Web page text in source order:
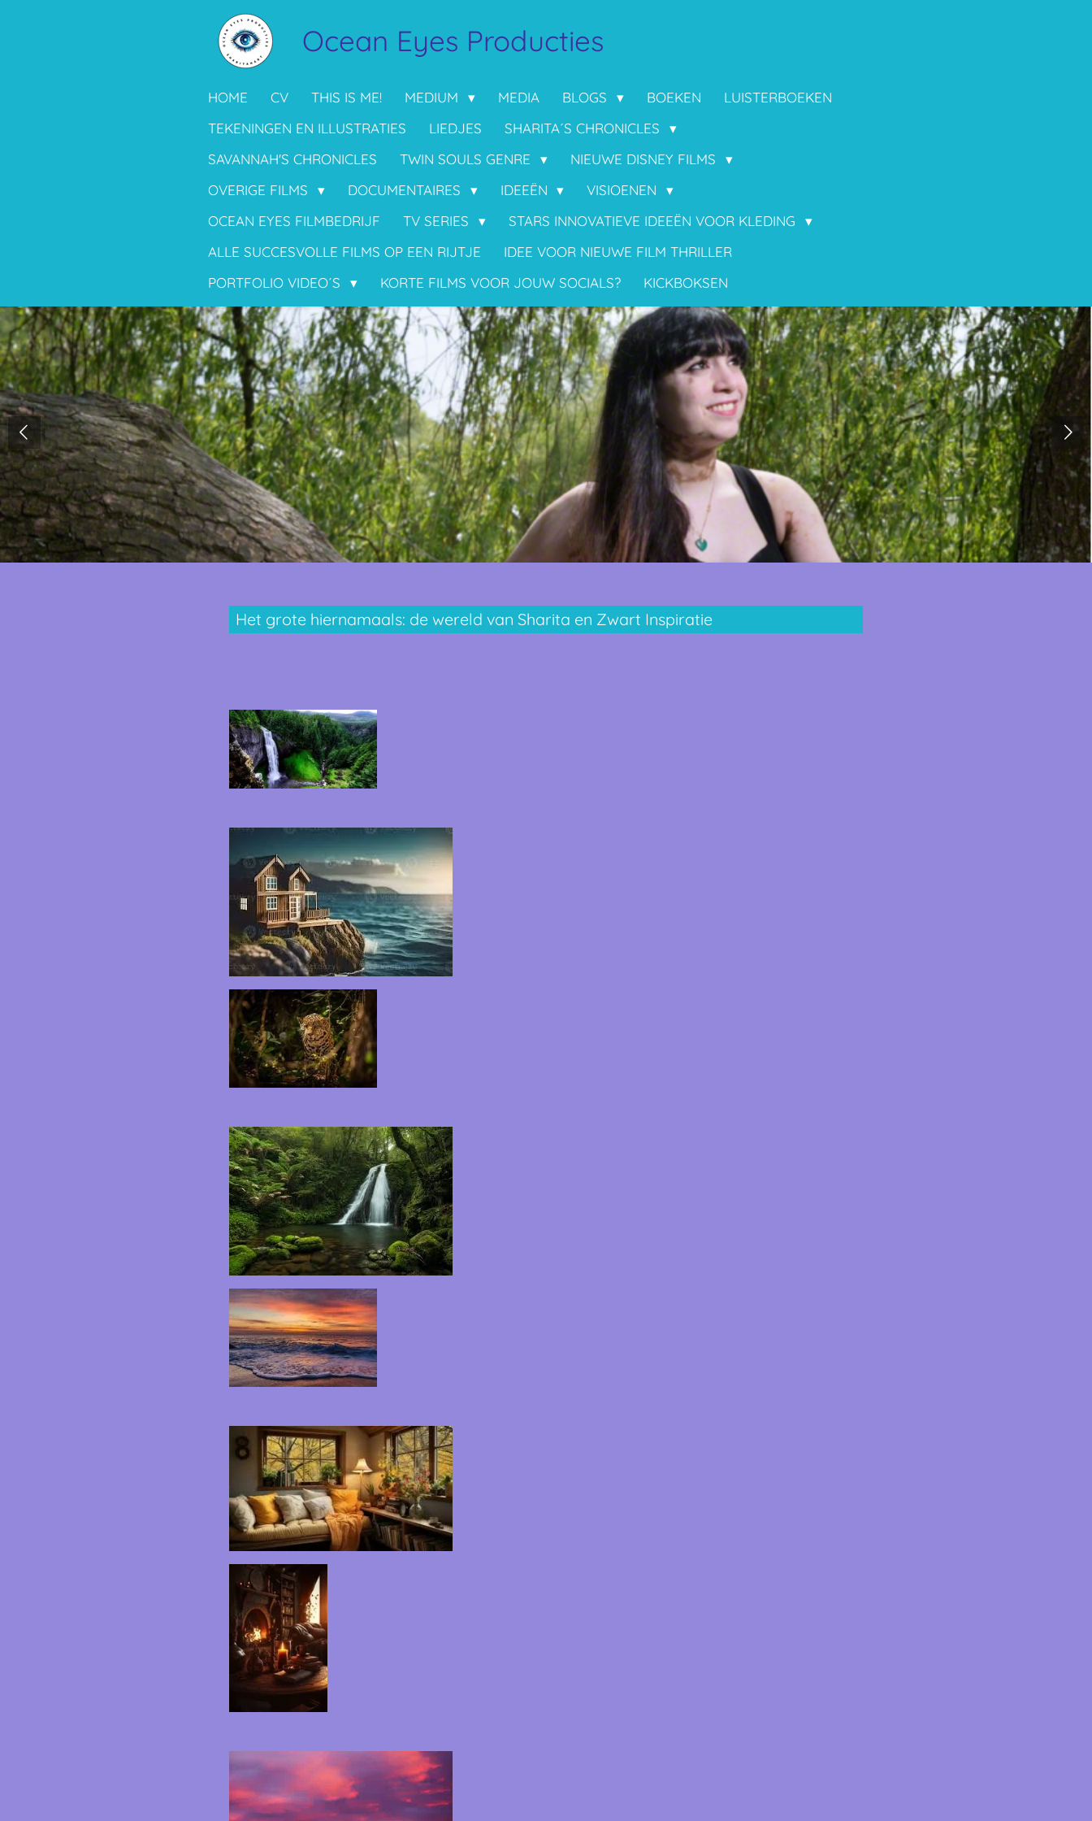
Ocean Eyes Producties
HOME CV THIS IS ME! MEDIUM MEDIA BLOGS BOEKEN
LUISTERBOEKEN
TEKENINGEN EN ILLUSTRATIES
LIEDJES
SHARITA´S CHRONICLES
SAVANNAH'S CHRONICLES
TWIN SOULS GENRE
NIEUWE DISNEY FILMS
OVERIGE FILMS
DOCUMENTAIRES IDEEËN
VISIOENEN
OCEAN EYES FILMBEDRIJF
TV SERIES
STARS INNOVATIEVE IDEEËN VOOR KLEDING
ALLE SUCCESVOLLE FILMS OP EEN RIJTJE
IDEE VOOR NIEUWE FILM THRILLER
PORTFOLIO VIDEO´S
KORTE FILMS VOOR JOUW SOCIALS? KICKBOKSEN
Het grote hiernamaals: de wereld van Sharita en Zwart Inspiratie